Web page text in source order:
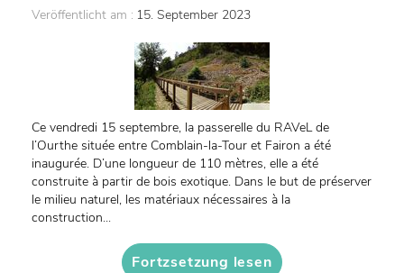
Veröffentlicht am : 15. September 2023
Ce vendredi 15 septembre, la passerelle du RAVeL de
l’Ourthe située entre Comblain-la-Tour et Fairon a été
inaugurée. D’une longueur de 110 mètres, elle a été
construite à partir de bois exotique. Dans le but de préserver
le milieu naturel, les matériaux nécessaires à la
construction...
Fortzsetzung lesen